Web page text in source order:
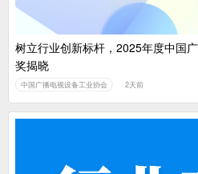
树立行业创新标杆，2025年度中国
奖揭晓
中国广播电视设备工业协会 2天前